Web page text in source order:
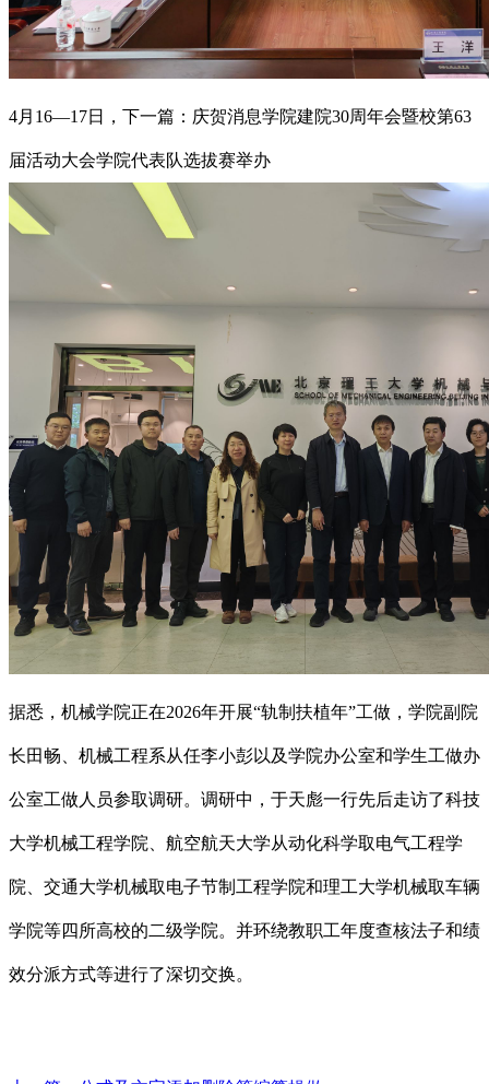
4月16—17日，下一篇：庆贺消息学院建院30周年会暨校第63
届活动大会学院代表队选拔赛举办
据悉，机械学院正在2026年开展“轨制扶植年”工做，学院副院
长田畅、机械工程系从任李小彭以及学院办公室和学生工做办
公室工做人员参取调研。调研中，于天彪一行先后走访了科技
大学机械工程学院、航空航天大学从动化科学取电气工程学
院、交通大学机械取电子节制工程学院和理工大学机械取车辆
学院等四所高校的二级学院。并环绕教职工年度查核法子和绩
效分派方式等进行了深切交换。